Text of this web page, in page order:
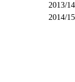
2013/14
2014/15